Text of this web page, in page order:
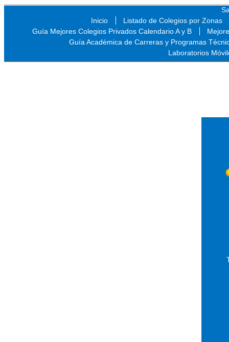
Inicio
Listado de Colegios por Zonas
Guía Mejores Colegios Privados Calendario A y B
Guía Académica de Carreras y Programas
Laboratorios